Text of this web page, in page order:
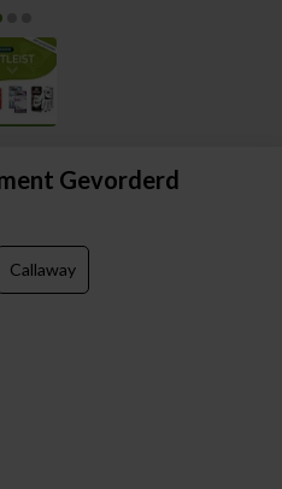
Gevorderd
Callaway